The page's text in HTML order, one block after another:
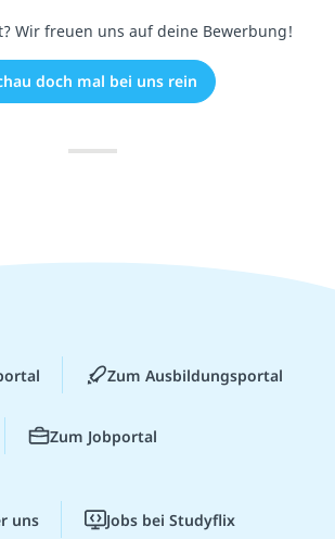
Wir freuen uns auf deine Bewerbung!
doch mal bei uns rein
Zum Ausbildungsportal
Zum Jobportal
uns Jobs bei Studyflix